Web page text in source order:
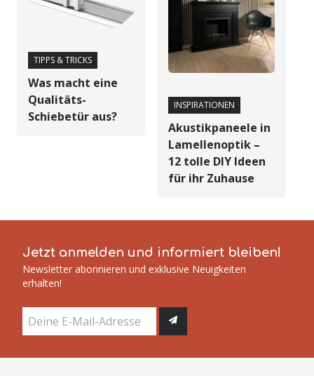
TIPPS & TRICKS
Was macht eine
Qualitäts-
Schiebetür aus?
INSPIRATIONEN
Akustikpaneele in
Lamellenoptik –
12 tolle DIY Ideen
für ihr Zuhause
Jetzt anmelden und informiert bleiben!
Newsletter abonnieren und exklusive Neuigkeiten
erhalten!